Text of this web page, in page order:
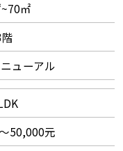
㎡
ューアル
50,000元